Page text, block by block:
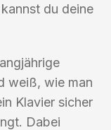
du deine
weiß, wie man
Klavier sicher
Dabei